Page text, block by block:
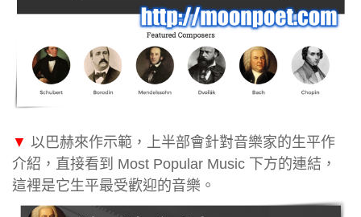
▼ 以巴赫來作示範，上半部會針對音樂家的生平作
介紹，直接看到 Most Popular Music 下方的連結，
這裡是它生平最受歡迎的音樂。